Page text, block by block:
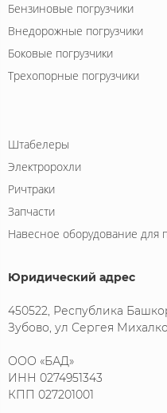
Бензиновые погрузчики
Внедорожные погрузчики
Боковые погрузчики
Трехопорные погрузчики
Штабелеры
Электророхли
Ричтраки
Запчасти
Навесное оборудование для
Юридический адрес
450522, Республика
Зубово, ул Сергея
ООО «БАД»
ИНН 0274951343
КПП 027201001